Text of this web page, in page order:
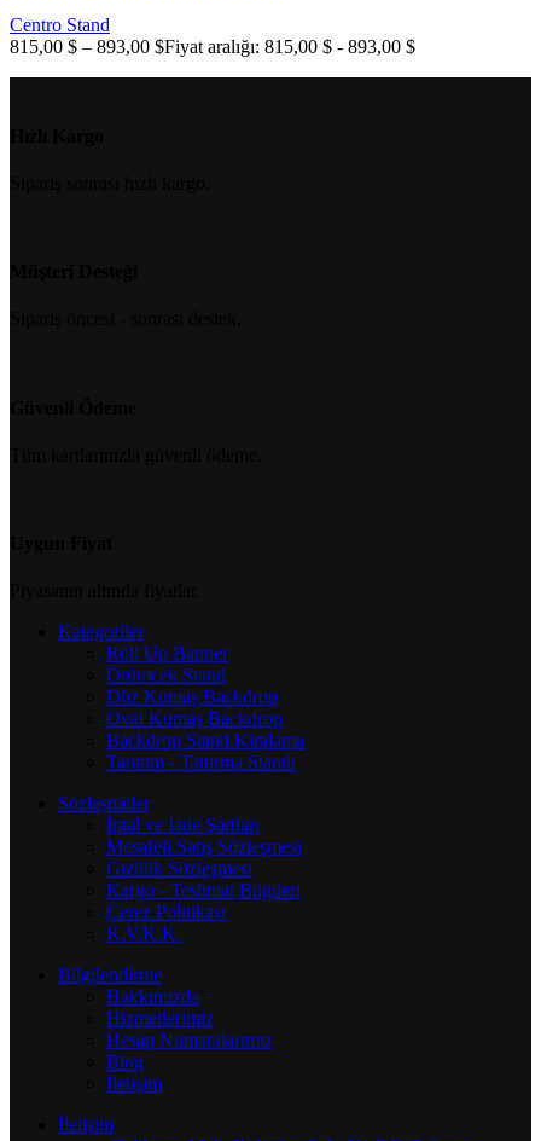
Centro Stand
815,00 $ – 893,00 $Fiyat aralığı: 815,00 $ - 893,00 $
Kategoriler
Roll Up Banner
Örümcek Stand
Düz Kumaş Backdrop
Oval Kumaş Backdrop
Backdrop Stand Kiralama
Tanıtım - Tattırma Standı
Sözleşmeler
İptal ve İade Şartları
Mesafeli Satış Sözleşmesi
Gizlilik Sözleşmesi
Kargo - Teslimat Bilgileri
Çerez Politikası
K.V.K.K.
Bilgilendirme
Hakkımızda
Hizmetlerimiz
Hesap Numaralarımız
Blog
İletişim
İletişim